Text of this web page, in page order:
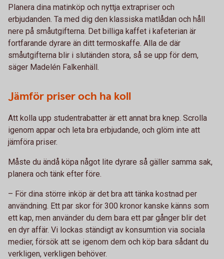
Planera dina matinköp och nyttja extrapriser och
erbjudanden. Ta med dig den klassiska matlådan och håll
nere på småutgifterna. Det billiga kaffet i kafeterian är
fortfarande dyrare än ditt termoskaffe. Alla de där
småutgifterna blir i slutänden stora, så se upp för dem,
säger Madelén Falkenhäll.
Jämför priser och ha koll
Att kolla upp studentrabatter är ett annat bra knep. Scrolla
igenom appar och leta bra erbjudande, och glöm inte att
jämföra priser.
Måste du ändå köpa något lite dyrare så gäller samma sak,
planera och tänk efter före.
– För dina större inköp är det bra att tänka kostnad per
användning. Ett par skor för 300 kronor kanske känns som
ett kap, men använder du dem bara ett par gånger blir det
en dyr affär. Vi lockas ständigt av konsumtion via sociala
medier, försök att se igenom dem och köp bara sådant du
verkligen, verkligen behöver.